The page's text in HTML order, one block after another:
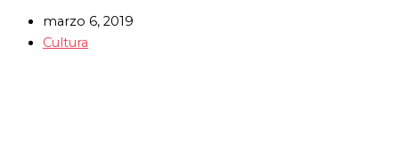
marzo 6, 2019
Cultura